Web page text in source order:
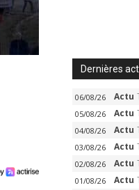
Dernières
06/08/26 Actu
05/08/26 Actu
04/08/26 Actu
03/08/26 Actu
02/08/26 Actu
01/08/26 Actu